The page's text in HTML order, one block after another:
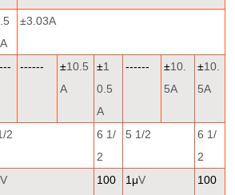
±3.03A
------ ±10.5
A
±1
0.5
A
------ ±10.
5A
±10.
5A
2
6 1/
2
5 1/2
6 1/
2
V
100
1μV
100